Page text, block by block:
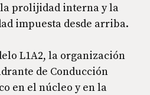
prolijidad interna y la
impuesta desde arriba.
L1A2, la organización
de Conducción
en el núcleo y en la